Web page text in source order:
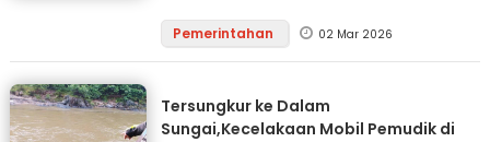
Pemerintahan 02 Mar 2026
Tersungkur ke Dalam
Sungai,Kecelakaan Mobil Pemudik di